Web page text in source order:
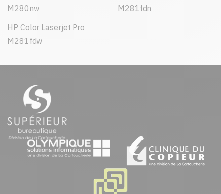
M280nw
M281fdn
HP Color Laserjet Pro
M281fdw